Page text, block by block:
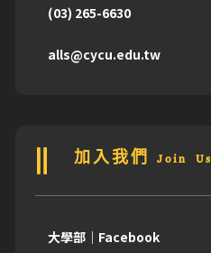
(03) 265-6630
alls@cycu.edu.tw
加入我們 Join Us
大學部｜Facebook